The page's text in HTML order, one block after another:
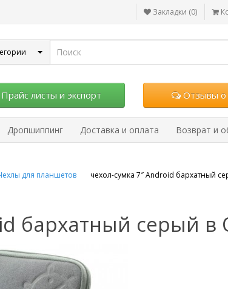
Закладки (0)
Прайс листы и экспорт Отзывы о
Дропшиппинг Доставка и оплата Возврат и
для планшетов чехол-сумка 7″ Android бархатный
бархатный серый в